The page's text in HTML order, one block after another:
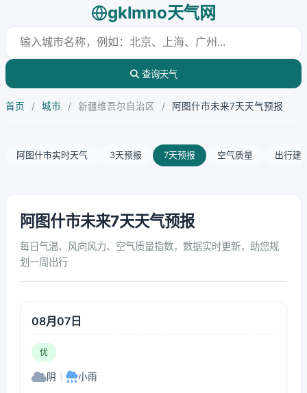
gklmno天气网
查询天气
首页 / 城市 / 新疆维吾尔自治区 / 阿图什市未来7天天气预报
阿图什市实时天气 3天预报 7天预报 空气质量 出行建
阿图什市未来7天天气预报
每日气温、风向风力、空气质量指数，数据实时更新，助您规
划一周出行
08月07日
优
阴 小雨